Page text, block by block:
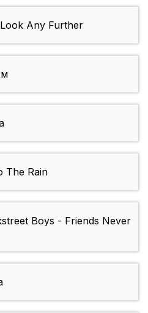
Any Further
The Rain
Boys - Friends Never